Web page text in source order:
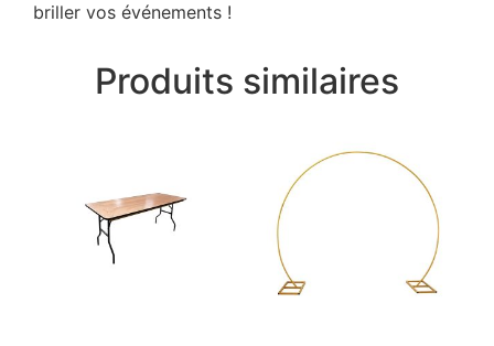
briller vos événements !
Produits similaires